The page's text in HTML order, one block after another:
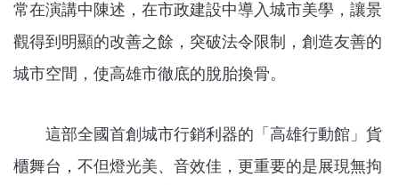
常在演講中陳述，在市政建設中導入城市美學，讓景
觀得到明顯的改善之餘，突破法令限制，創造友善的
城市空間，使高雄市徹底的脫胎換骨。
這部全國首創城市行銷利器的「高雄行動館」貨
櫃舞台，不但燈光美、音效佳，更重要的是展現無拘